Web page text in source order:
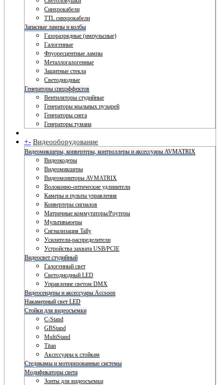
Синхрокабели
TTL синхрокабели
Запасные лампы и колбы
Газоразрядные (импульсные)
Галогенные
Флуоресцентные лампы
Металлогалогенные
Защитные стекла
Светодиодные
Генераторы спецэффектов
Вентиляторы студийные
Генераторы мыльных пузырей
Генераторы снега
Генераторы тумана
+- Видеооборудование
Видеомикшеры, конвертеры, контроллеры и аксессуары AVMATRIX
Видеокодеры
Видеомикшеры
Видеомониторы AVMATRIX
Волоконно-оптические удлинители
Камеры и пульты управления
Конвертеры сигналов
Матричные коммутаторы/Роутеры
Мультивьюеры
Сигнализация Tally
Усилители-распределители
Устройства захвата USB/PCIE
Видеосвет студийный
Галогенный свет
Светодиодный LED
Управление светом DMX
Видеосендеры и аксессуары Accsoon
Накамерный свет LED
Стойки для видеосъемки
C-Stand
GBStand
MultiStand
Titan
Аксессуары к стойкам
Стедикамы и моторизованные системы
Модификаторы света
Зонты для видеосъемки